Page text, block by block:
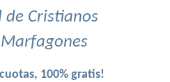
de Cristianos
100% gratis!